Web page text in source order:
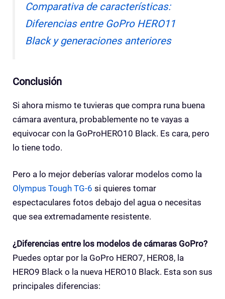
Comparativa de características:
Diferencias entre GoPro HERO11
Black y generaciones anteriores
Conclusión
Si ahora mismo te tuvieras que compra runa buena
cámara aventura, probablemente no te vayas a
equivocar con la GoProHERO10 Black. Es cara, pero
lo tiene todo.
Pero a lo mejor deberías valorar modelos como la
Olympus Tough TG-6 si quieres tomar
espectaculares fotos debajo del agua o necesitas
que sea extremadamente resistente.
¿Diferencias entre los modelos de cámaras GoPro?
Puedes optar por la GoPro HERO7, HERO8, la
HERO9 Black o la nueva HERO10 Black. Esta son sus
principales diferencias: